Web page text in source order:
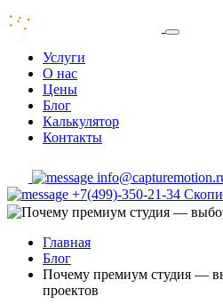
Услуги
О нас
Цены
Блог
Калькулятор
Контакты
+7(499)-350-21-34
Главная
Блог
Почему премиум студия —
проектов